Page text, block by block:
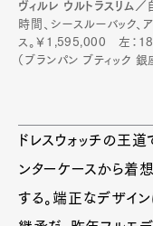
ヴィルレ ウルトラスリム／
時間、シースルーバック、
ス。￥1,595,000 左：
（ブランパン ブティック 銀
ドレスウォッチの王
ンターケースから着
する。端正なデザイン